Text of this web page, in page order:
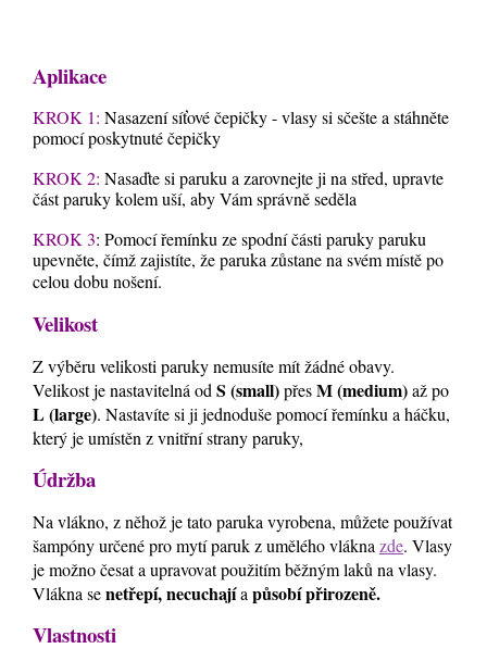
Aplikace
KROK 1: Nasazení síťové čepičky - vlasy si sčešte a stáhněte
pomocí poskytnuté čepičky
KROK 2: Nasaďte si paruku a zarovnejte ji na střed, upravte
část paruky kolem uší, aby Vám správně seděla
KROK 3: Pomocí řemínku ze spodní části paruky paruku
upevněte, čímž zajistíte, že paruka zůstane na svém místě po
celou dobu nošení.
Velikost
Z výběru velikosti paruky nemusíte mít žádné obavy.
Velikost je nastavitelná od S (small)přesM (medium)až po
L (large). Nastavíte si ji jednoduše pomocí řemínku a háčku,
který je umístěn z vnitřní strany paruky,
Údržba
Na vlákno, z něhož je tato paruka vyrobena, můžete používat
šampóny určené pro mytí paruk z umělého vláknazde. Vlasy
je možno česat a upravovat použitím běžným laků na vlasy.
Vlákna senetřepí, necuchajíapůsobí přirozeně.
Vlastnosti